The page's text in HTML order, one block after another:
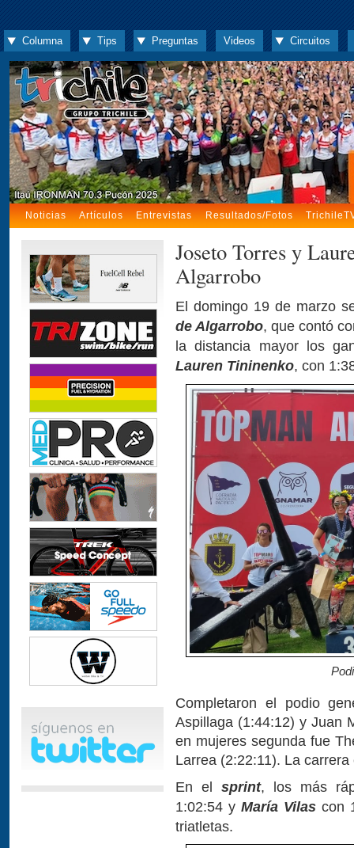
Columna Tips Preguntas Videos Circuitos
Noticias Artículos Entrevistas Resultados/Fotos
Joseto Torres y
Algarrobo
El domingo 19 de marzo
de Algarrobo, que contó
la distancia mayor los
Lauren Tininenko, con
Completaron el podio
Aspillaga (1:44:12) y Juan
en mujeres segunda fue
Larrea (2:22:11). La
En el sprint, los más
1:02:54 y María Vilas con
triatletas.